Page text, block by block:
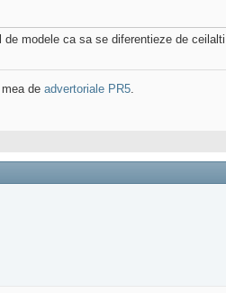
modele ca sa se diferentieze de
de advertoriale PR5.